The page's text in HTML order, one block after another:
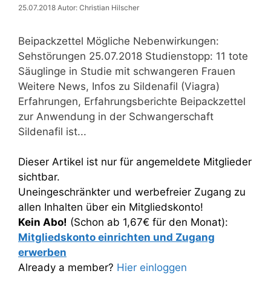
25.07.2018 Autor: Christian Hilscher
Beipackzettel Mögliche Nebenwirkungen:
Sehstörungen 25.07.2018 Studienstopp: 11 tote
Säuglinge in Studie mit schwangeren Frauen
Weitere News, Infos zu Sildenafil (Viagra)
Erfahrungen, Erfahrungsberichte Beipackzettel
zur Anwendung in der Schwangerschaft
Sildenafil ist...
Dieser Artikel ist nur für angemeldete Mitglieder
sichtbar.
Uneingeschränkter und werbefreier Zugang zu
allen Inhalten über ein Mitgliedskonto!
Kein Abo! (Schon ab 1,67€ für den Monat):
Mitgliedskonto einrichten und Zugang
erwerben
Already a member? Hier einloggen